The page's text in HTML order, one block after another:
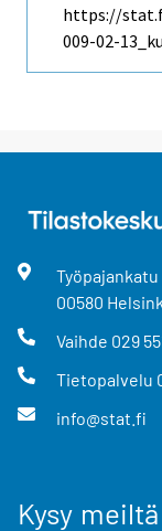
https://
009-02-
Työpajankatu
00580
Vaihde 029
Tietopalvelu
info@stat.fi
Kysy meiltä